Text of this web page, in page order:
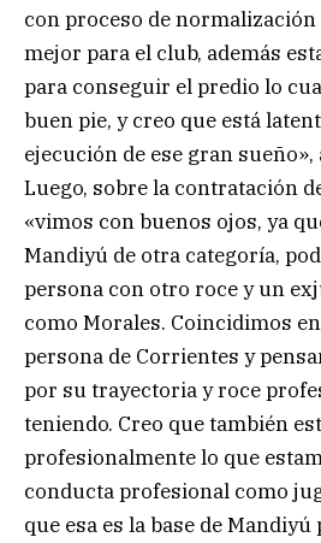
con proceso de
mejor para el club, además
para conseguir el predio lo
buen pie, y creo que está
ejecución de ese gran sueño»,
Luego, sobre la contratación
«vimos con buenos ojos, ya
Mandiyú de otra categoría,
persona con otro roce y un
como Morales. Coincidimos
persona de Corrientes y
por su trayectoria y roce
teniendo. Creo que también
profesionalmente lo que
conducta profesional como
que esa es la base de Mandiyú